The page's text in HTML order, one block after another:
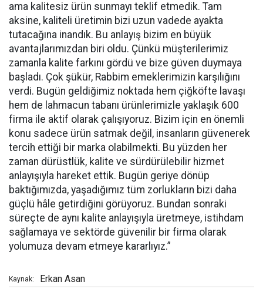
ama kalitesiz ürün sunmayı teklif etmedik. Tam
aksine, kaliteli üretimin bizi uzun vadede ayakta
tutacağına inandık. Bu anlayış bizim en büyük
avantajlarımızdan biri oldu. Çünkü müşterilerimiz
zamanla kalite farkını gördü ve bize güven duymaya
başladı. Çok şükür, Rabbim emeklerimizin karşılığını
verdi. Bugün geldiğimiz noktada hem çiğköfte lavaşı
hem de lahmacun tabanı ürünlerimizle yaklaşık 600
firma ile aktif olarak çalışıyoruz. Bizim için en önemli
konu sadece ürün satmak değil, insanların güvenerek
tercih ettiği bir marka olabilmekti. Bu yüzden her
zaman dürüstlük, kalite ve sürdürülebilir hizmet
anlayışıyla hareket ettik. Bugün geriye dönüp
baktığımızda, yaşadığımız tüm zorlukların bizi daha
güçlü hâle getirdiğini görüyoruz. Bundan sonraki
süreçte de aynı kalite anlayışıyla üretmeye, istihdam
sağlamaya ve sektörde güvenilir bir firma olarak
yolumuza devam etmeye kararlıyız.”
Kaynak: Erkan Asan